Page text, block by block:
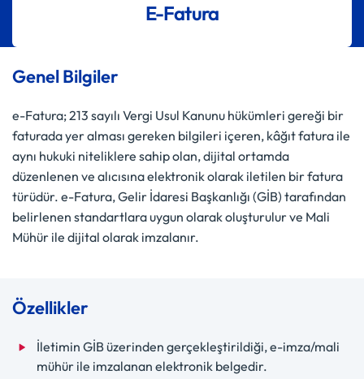
E-Fatura
Genel Bilgiler
e-Fatura; 213 sayılı Vergi Usul Kanunu hükümleri gereği bir
faturada yer alması gereken bilgileri içeren, kâğıt fatura ile
aynı hukuki niteliklere sahip olan, dijital ortamda
düzenlenen ve alıcısına elektronik olarak iletilen bir fatura
türüdür. e-Fatura, Gelir İdaresi Başkanlığı (GİB) tarafından
belirlenen standartlara uygun olarak oluşturulur ve Mali
Mühür ile dijital olarak imzalanır.
Özellikler
İletimin GİB üzerinden gerçekleştirildiği, e-imza/mali
mühür ile imzalanan elektronik belgedir.